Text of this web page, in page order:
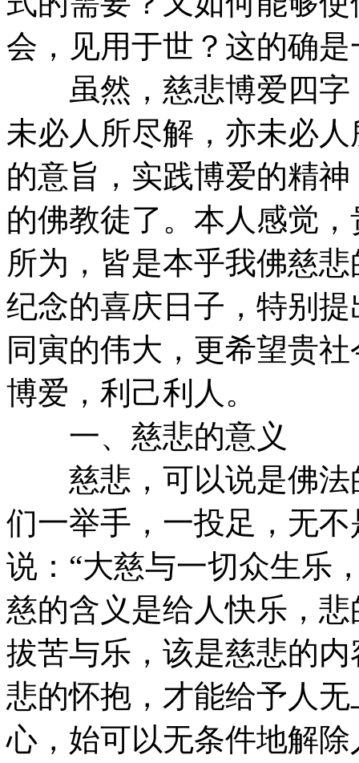
会，见用于世？这的确
虽然，慈悲博爱四字
未必人所尽解，亦未必
的意旨，实践博爱的精
的佛教徒了。本人感觉
所为，皆是本乎我佛慈
纪念的喜庆日子，特别
同寅的伟大，更希望贵
博爱，利己利人。
一、慈悲的意义
慈悲，可以说是佛法
们一举手，一投足，无
说：“大慈与一切众生乐
慈的含义是给人快乐，
拔苦与乐，该是慈悲的
悲的怀抱，才能给予人
心，始可以无条件地解